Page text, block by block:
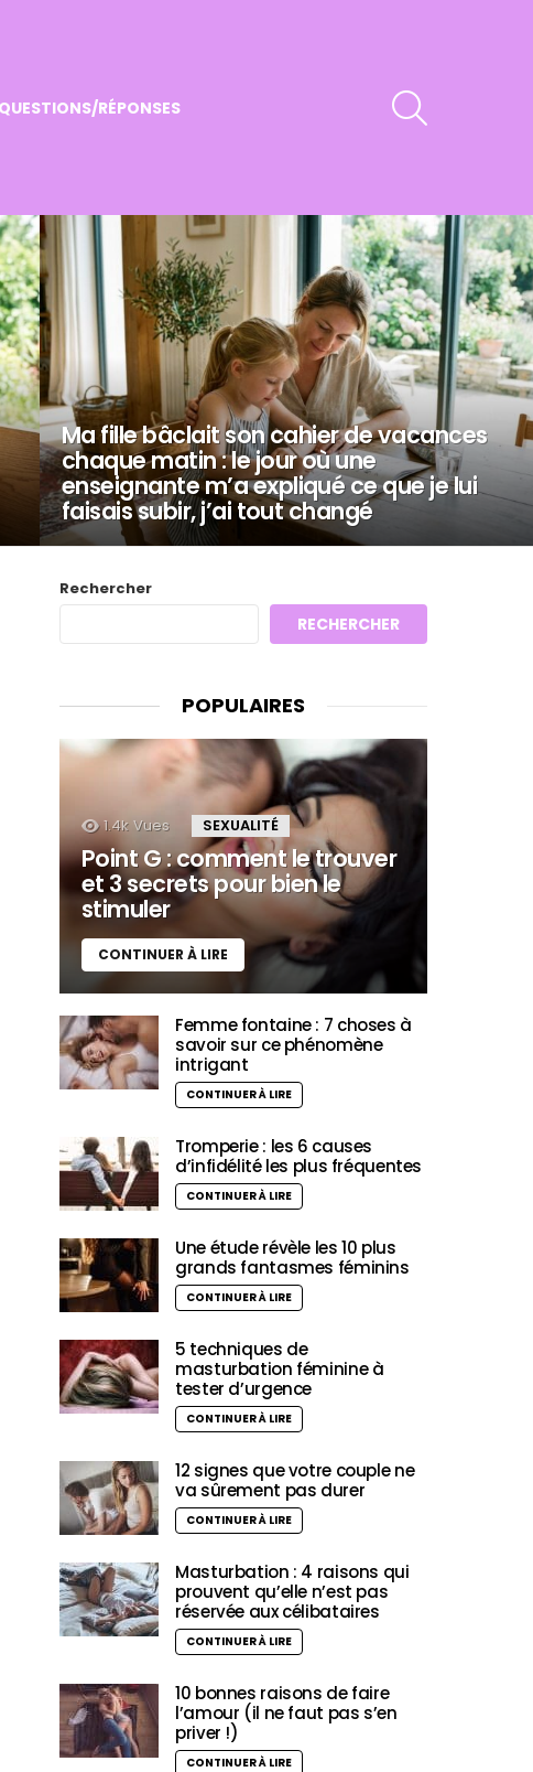
QUESTIONS/RÉPONSES
Ma fille bâclait son cahier de vacances
chaque matin : le jour où une
enseignante m’a expliqué ce que je lui
faisais subir, j’ai tout changé
Rechercher
RECHERCHER
POPULAIRES
1.4k Vues SEXUALITÉ
Point G : comment le trouver
et 3 secrets pour bien le
stimuler
CONTINUER À LIRE
Femme fontaine : 7 choses à
savoir sur ce phénomène
intrigant
CONTINUER À LIRE
Tromperie : les 6 causes
d’infidélité les plus fréquentes
CONTINUER À LIRE
Une étude révèle les 10 plus
grands fantasmes féminins
CONTINUER À LIRE
5 techniques de
masturbation féminine à
tester d’urgence
CONTINUER À LIRE
12 signes que votre couple ne
va sûrement pas durer
CONTINUER À LIRE
Masturbation : 4 raisons qui
prouvent qu’elle n’est pas
réservée aux célibataires
CONTINUER À LIRE
10 bonnes raisons de faire
l’amour (il ne faut pas s’en
priver !)
CONTINUER À LIRE